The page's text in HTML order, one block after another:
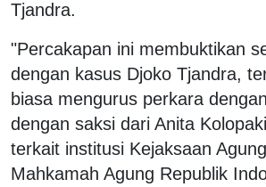
Tjandra.
"Percakapan ini membuktikan
dengan kasus Djoko Tjandra,
biasa mengurus perkara
dengan saksi dari Anita
terkait institusi Kejaksaan
Mahkamah Agung Republik